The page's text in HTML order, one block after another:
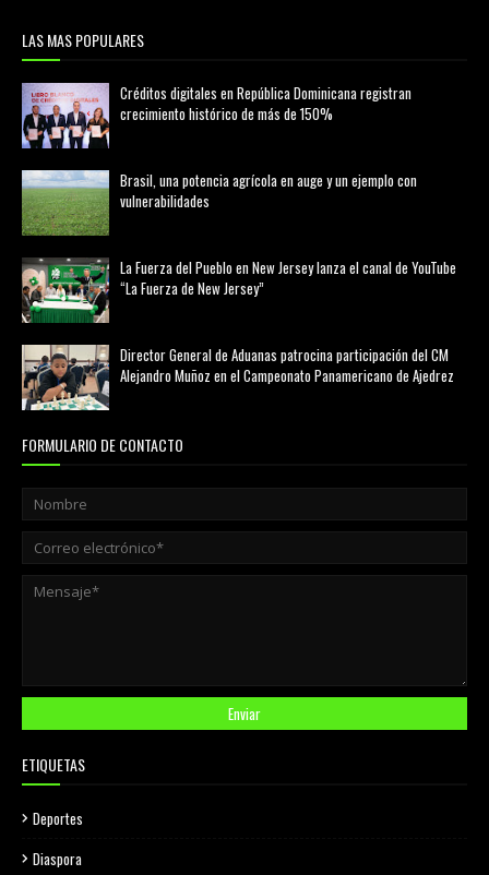
LAS MAS POPULARES
Créditos digitales en República Dominicana registran
crecimiento histórico de más de 150%
Brasil, una potencia agrícola en auge y un ejemplo con
vulnerabilidades
La Fuerza del Pueblo en New Jersey lanza el canal de YouTube
“La Fuerza de New Jersey”
Director General de Aduanas patrocina participación del CM
Alejandro Muñoz en el Campeonato Panamericano de Ajedrez
FORMULARIO DE CONTACTO
ETIQUETAS
Deportes
Diaspora